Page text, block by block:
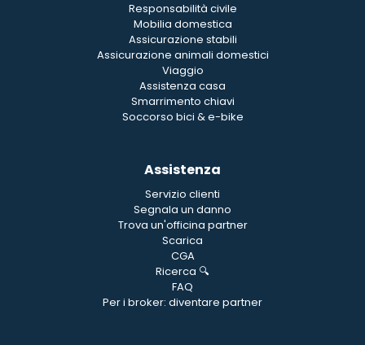
Responsabilità civile
Mobilia domestica
Assicurazione stabili
Assicurazione animali domestici
Viaggio
Assistenza casa
Smarrimento chiavi
Soccorso bici & e-bike
Assistenza
Servizio clienti
Segnala un danno
Trova un'officina partner
Scarica
CGA
Ricerca 🔍
FAQ
Per i broker: diventare partner